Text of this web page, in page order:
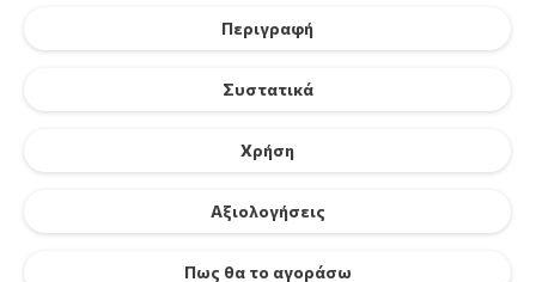
Περιγραφή
Συστατικά
Χρήση
Αξιολογήσεις
Πως θα το αγοράσω